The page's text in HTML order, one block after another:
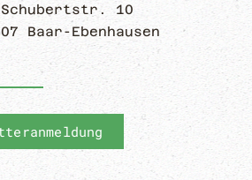
Schubertstr. 10
Baar-Ebenhausen